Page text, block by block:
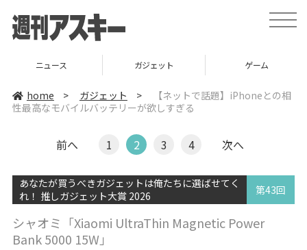
t
o
a
v
ニュース ガジェット ゲーム
home > ガジェット >
【ネットで話題】iPhoneとの相
性最高なモバイルバッテリーが欲しすぎる
前へ 1 2 3 4 次へ
あなたが買うべきガジェットは俺たちに選ばせてく
れ！ 推しガジェット大賞 2026
第43回
シャオミ「Xiaomi UltraThin Magnetic Power
Bank 5000 15W」